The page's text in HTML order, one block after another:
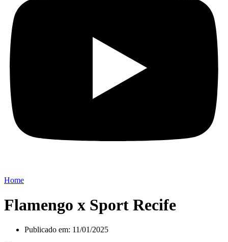
Home
Flamengo x Sport Recife
Publicado em: 11/01/2025